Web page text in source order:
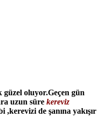
oluyor.Geçen gün
uzun süre kereviz
,kerevizi de şanına yakışır